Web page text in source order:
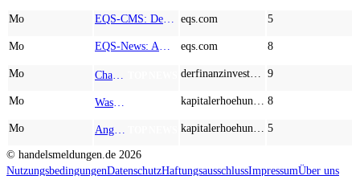
Mo eqs.com 5
Mo eqs.com 8
Mo 9
Mo 8
Mo 5
© handelsmeldungen.de 2026
NutzungsbedingungenDatenschutzHaftungsausschlussImpressumÜber uns